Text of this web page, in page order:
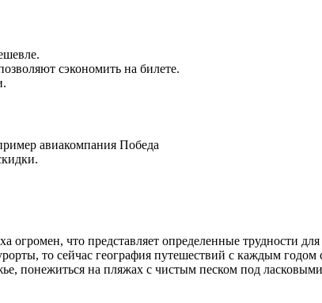
сэкономить на билете.
авиакомпания Победа
что представляет определенные трудности
то сейчас география путешествий с каждым
понежиться на пляжах с чистым песком под